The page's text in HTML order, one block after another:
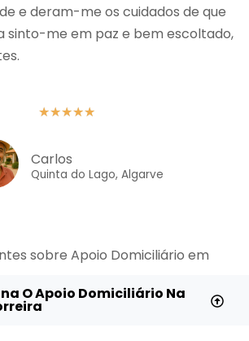
e deram-me os cuidados de que
sinto-me em paz e bem escoltado,
★★★★★
Carlos
Quinta do Lago, Algarve
sobre Apoio Domiciliário em
O Apoio Domiciliário Na